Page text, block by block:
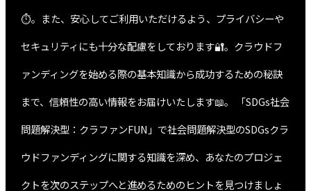
⏱️。また、安心してご利用いただけるよう、プライバシーや
セキュリティにも十分な配慮をしております🔐。クラウドフ
ァンディングを始める際の基本知識から成功するための秘訣
まで、信頼性の高い情報をお届けいたします📖。 「SDGs社会
問題解決型：クラファンFUN」で社会問題解決型のSDGsクラ
ウドファンディングに関する知識を深め、あなたのプロジェ
クトを次のステップへと進めるためのヒントを見つけましょ